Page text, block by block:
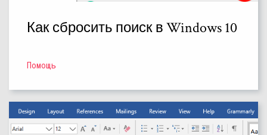
Как сбросить поиск в Windows 10
Помощь